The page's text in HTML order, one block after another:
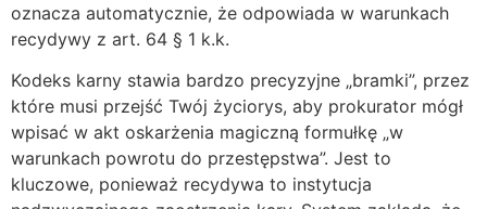
oznacza automatycznie, że odpowiada w warunkach
recydywy z art. 64 § 1 k.k.
Kodeks karny stawia bardzo precyzyjne „bramki”, przez
które musi przejść Twój życiorys, aby prokurator mógł
wpisać w akt oskarżenia magiczną formułkę „w
warunkach powrotu do przestępstwa”. Jest to
kluczowe, ponieważ recydywa to instytucja